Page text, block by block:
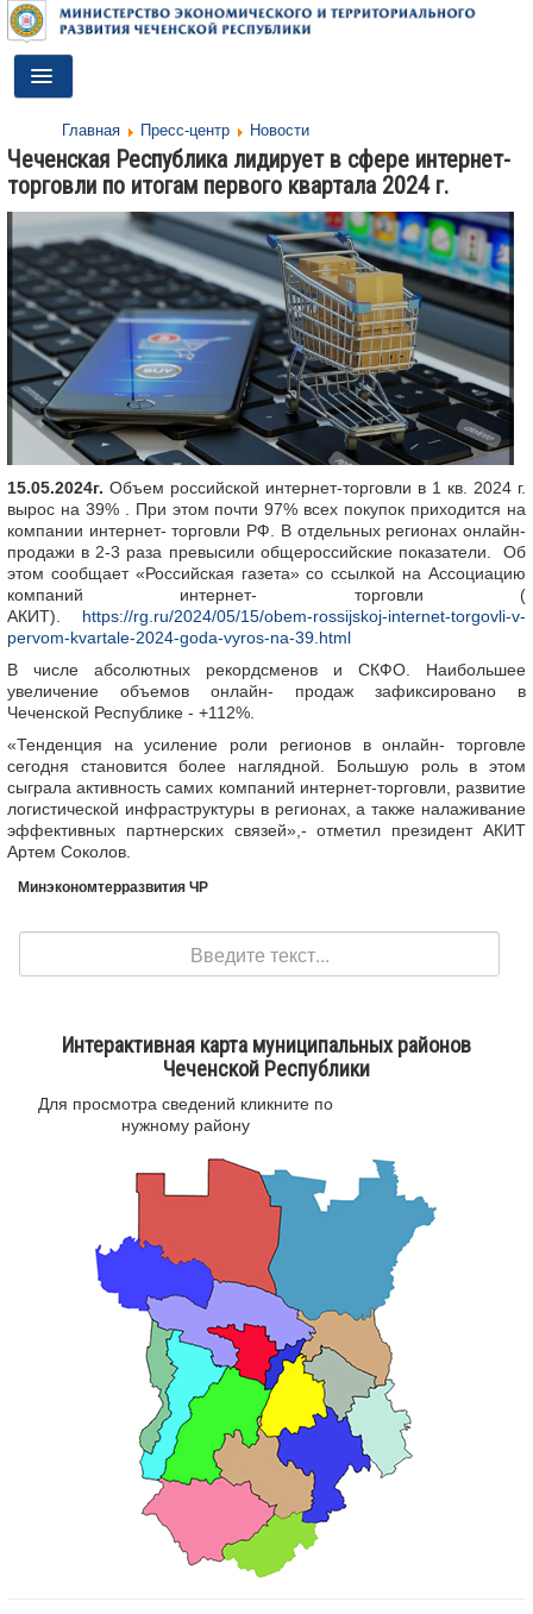
Toggle
Navigation
ДЕЯТЕЛЬНОСТЬ
О МИНИСТЕРСТВЕ
ДОКУМЕНТЫ
ПРЕСС-ЦЕНТР
ПРОТИВОДЕЙСТВИЕ КОРРУПЦИИ
АНТИТЕРРОР
ОБРАТНАЯ СВЯЗЬ
Главная Пресс-центр Новости
Чеченская Республика лидирует в сфере интернет-
торговли по итогам первого квартала 2024 г.
15.05.2024г. Объем российской интернет-торговли в 1 кв. 2024 г.
вырос на 39% . При этом почти 97% всех покупок приходится на
компании интернет- торговли РФ. В отдельных регионах онлайн-
продажи в 2-3 раза превысили общероссийские показатели. Об
этом сообщает «Российская газета» со ссылкой на Ассоциацию
компаний интернет- торговли (
АКИТ). https://rg.ru/2024/05/15/obem-rossijskoj-internet-torgovli-v-
pervom-kvartale-2024-goda-vyros-na-39.html
В числе абсолютных рекордсменов и СКФО. Наибольшее
увеличение объемов онлайн- продаж зафиксировано в
Чеченской Республике - +112%.
«Тенденция на усиление роли регионов в онлайн- торговле
сегодня становится более наглядной. Большую роль в этом
сыграла активность самих компаний интернет-торговли, развитие
логистической инфраструктуры в регионах, а также налаживание
эффективных партнерских связей»,- отметил президент АКИТ
Артем Соколов.
Минэкономтерразвития ЧР
Интерактивная карта муниципальных районов
Чеченской Республики
Для просмотра сведений кликните по
нужному району